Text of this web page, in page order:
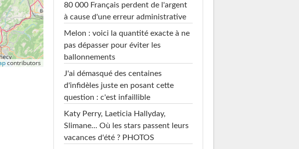
contributors
80 000 Français perdent de l'argent
à cause d'une erreur administrative
Melon : voici la quantité exacte à ne
pas dépasser pour éviter les
ballonnements
J'ai démasqué des centaines
d'infidèles juste en posant cette
question : c'est infaillible
Katy Perry, Laeticia Hallyday,
Slimane... Où les stars passent leurs
vacances d'été ? PHOTOS